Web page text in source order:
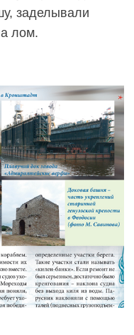
заделывали
лом.